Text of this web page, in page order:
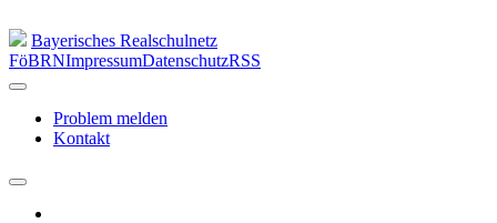
Bayerisches Realschulnetz
FöBRNImpressumDatenschutzRSS
Problem melden
Kontakt